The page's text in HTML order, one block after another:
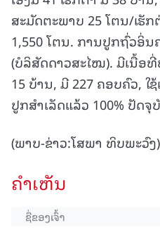
ສະມັດຕະພາບ 25 ໂຕນ/ເຮັ
1,550 ໂຕນ. ການປູກຖົ່ວອິ່
(ບໍລິສັດດາວສະໄໝ). ມີເນື້ອ
15 ບ້ານ, ມີ 227 ຄອບຄົວ,
ປູກສຳເລັດແລ້ວ 100% ປັດ
(ພາບ-ຂ່າວ:ໂສພາ ທິບພະວົງ)
ຄໍາເຫັນ